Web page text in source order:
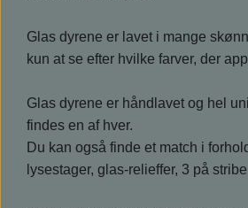
Glas dyrene er lavet i mange
kun at se efter hvilke farver, der
Glas dyrene er håndlavet og hel
findes en af hver.
Du kan også finde et match i
lysestager, glas-relieffer, 3 på